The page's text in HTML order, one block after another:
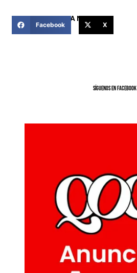
COMPARTIR ESTA NOTICIA
Facebook X
SíGUENOS EN FACEBOOK